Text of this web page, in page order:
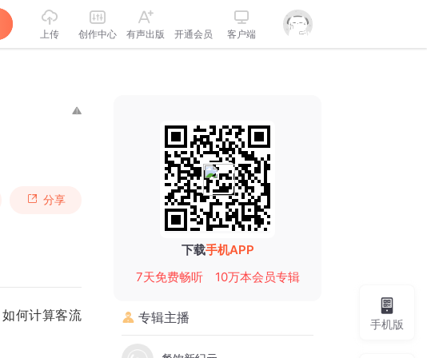
上传 创作中心 有声出版 开通会员 客户端
分享
何计算客流
下载手机APP
7天免费畅听
10万本会员专辑
专辑主播 手机版